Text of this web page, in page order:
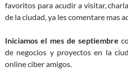
favoritos para acudir a visitar,
de la ciudad, ya les comentare mas
Iniciamos el mes de septiembre
de negocios y proyectos en la
online ciber amigos.